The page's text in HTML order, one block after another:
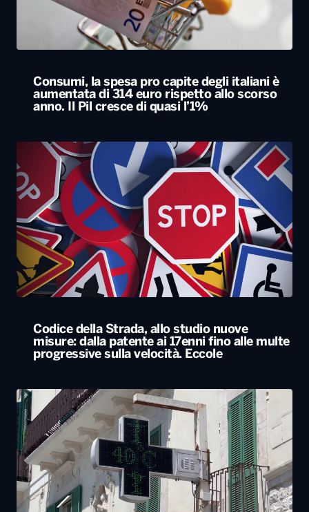
Consumi, la spesa pro capite degli italiani è
aumentata di 314 euro rispetto allo scorso
anno. Il Pil cresce di quasi l’1%
Codice della Strada, allo studio nuove
misure: dalla patente ai 17enni fino alle multe
progressive sulla velocità. Eccole